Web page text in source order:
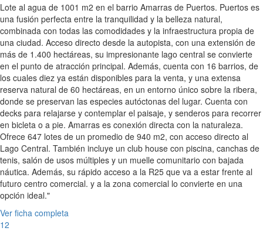
Lote al agua de 1001 m2 en el barrio Amarras de Puertos. Puertos es
una fusión perfecta entre la tranquilidad y la belleza natural,
combinada con todas las comodidades y la infraestructura propia de
una ciudad. Acceso directo desde la autopista, con una extensión de
más de 1.400 hectáreas, su impresionante lago central se convierte
en el punto de atracción principal. Además, cuenta con 16 barrios, de
los cuales diez ya están disponibles para la venta, y una extensa
reserva natural de 60 hectáreas, en un entorno único sobre la ribera,
donde se preservan las especies autóctonas del lugar. Cuenta con
decks para relajarse y contemplar el paisaje, y senderos para recorrer
en bicleta o a pie. Amarras es conexión directa con la naturaleza.
Ofrece 647 lotes de un promedio de 940 m2, con acceso directo al
Lago Central. También incluye un club house con piscina, canchas de
tenis, salón de usos múltiples y un muelle comunitario con bajada
náutica. Además, su rápido acceso a la R25 que va a estar frente al
futuro centro comercial. y a la zona comercial lo convierte en una
opción ideal."
Ver ficha completa
12